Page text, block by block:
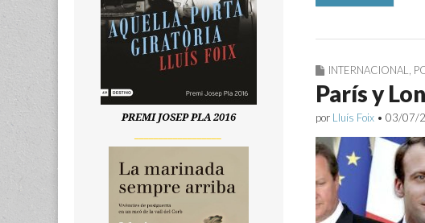
INTERNACIONAL
París y
por Lluís Foix • 03/07/
PREMI JOSEP PLA 2016